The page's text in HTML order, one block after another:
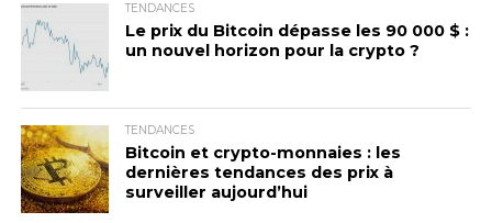
TENDANCES
Le prix du Bitcoin dépasse les 90 000 $ :
un nouvel horizon pour la crypto ?
TENDANCES
Bitcoin et crypto-monnaies : les
dernières tendances des prix à
surveiller aujourd’hui